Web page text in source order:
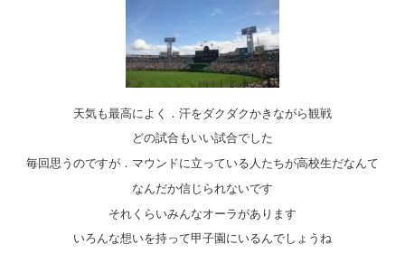
天気も最高によく．汗をダクダクかきながら観戦
どの試合もいい試合でした
毎回思うのですが．マウンドに立っている人たちが高校生だなんて
なんだか信じられないです
それくらいみんなオーラがあります
いろんな想いを持って甲子園にいるんでしょうね